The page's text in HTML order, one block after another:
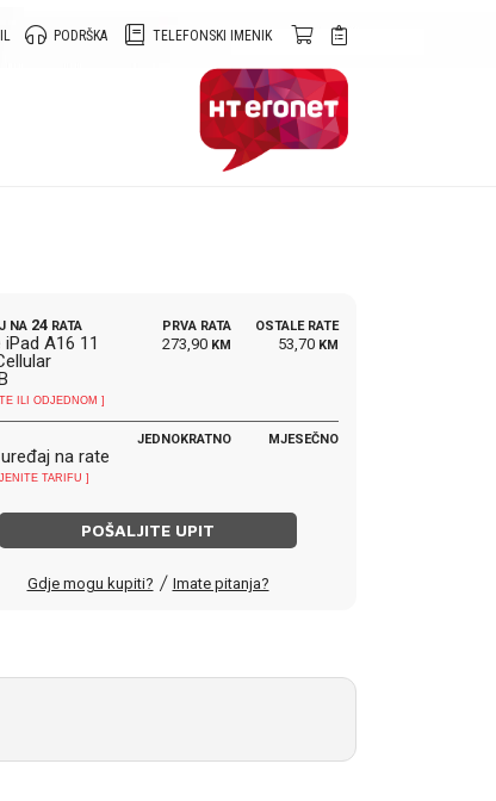
TELEFONSKI IMENIK
PODRŠKA
NA 24 RATA
iPad A16 11
ILI ODJEDNOM ]
PRVA RATA
273,90 KM
OSTALE RATE
53,70 KM
na rate
TARIFU ]
JEDNOKRATNO MJESEČNO
POŠALJITE UPIT
Gdje mogu kupiti? / Imate pitanja?